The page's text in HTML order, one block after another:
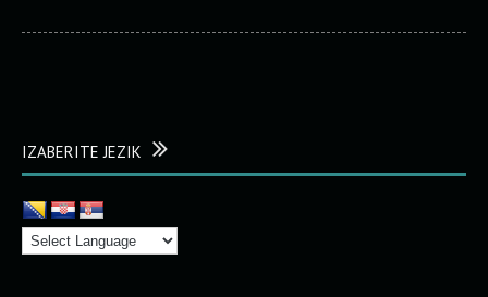
IZABERITE JEZIK